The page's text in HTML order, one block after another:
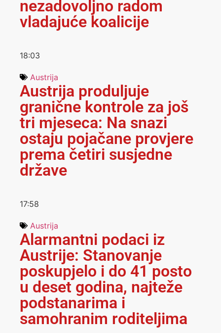
nezadovoljno radom
vladajuće koalicije
18:03
Austrija
Austrija produljuje
granične kontrole za još
tri mjeseca: Na snazi
ostaju pojačane provjere
prema četiri susjedne
države
17:58
Austrija
Alarmantni podaci iz
Austrije: Stanovanje
poskupjelo i do 41 posto
u deset godina, najteže
podstanarima i
samohranim roditeljima